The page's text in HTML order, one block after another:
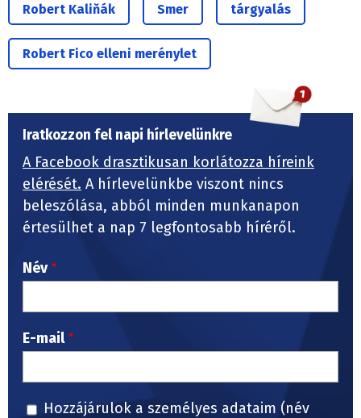
Robert Kaliňák Smer tárgyalás
Robert Fico elleni merénylet
Iratkozzon fel napi hírlevelünkre
A Facebook drasztikusan korlátozza híreink
elérését. A hírlevelünkbe viszont nincs
beleszólása, abból minden munkanapon
értesülhet a nap 7 legfontosabb híréről.
Név
E-mail
Hozzájárulok a személyes adataim (név